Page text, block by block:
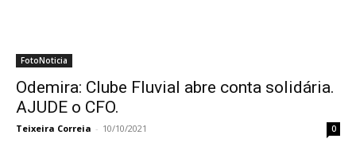
FotoNoticia
Odemira: Clube Fluvial abre conta solidária.
AJUDE o CFO.
Teixeira Correia - 10/10/2021 0